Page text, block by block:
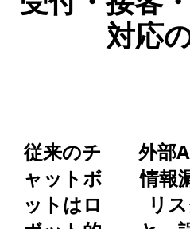
対応
従来のチ
ャットボ
ットはロ
外部
情報
リ